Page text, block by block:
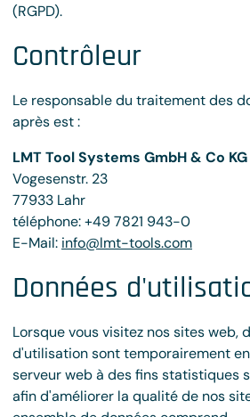
(RGPD).
Contrôleur
Le responsable du traitement des
après est :
LMT Tool Systems GmbH & Co KG
Vogesenstr. 23
77933 Lahr
téléphone: +49 7821 943-0
E-Mail: info@lmt-tools.com
Données
Lorsque vous visitez nos sites web,
d'utilisation sont temporairement
serveur web à des fins statistiques
afin d'améliorer la qualité de nos